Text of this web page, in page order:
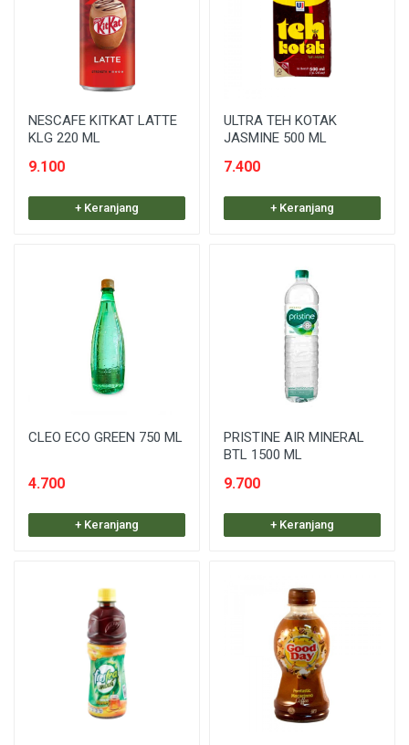
NESCAFE KITKAT LATTE
KLG 220 ML
9.100
+ Keranjang
ULTRA TEH KOTAK
JASMINE 500 ML
7.400
+ Keranjang
CLEO ECO GREEN 750 ML
4.700
+ Keranjang
PRISTINE AIR MINERAL
BTL 1500 ML
9.700
+ Keranjang